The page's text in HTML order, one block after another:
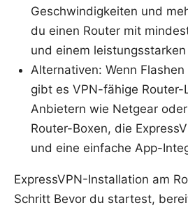
Geschwindigkeiten und
du einen Router mit
und einem
Alternativen: Wenn
gibt es VPN-fähige Router-
Anbietern wie Netgear
Router-Boxen, die
und eine einfache App-
ExpressVPN-Installation am
Schritt Bevor du startest,